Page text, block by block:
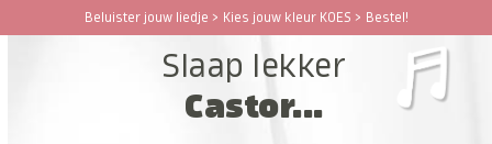
Beluister jouw liedje > Kies jouw kleur KOES > Bestel!
Open
Close
Slaap lekker
Castor...